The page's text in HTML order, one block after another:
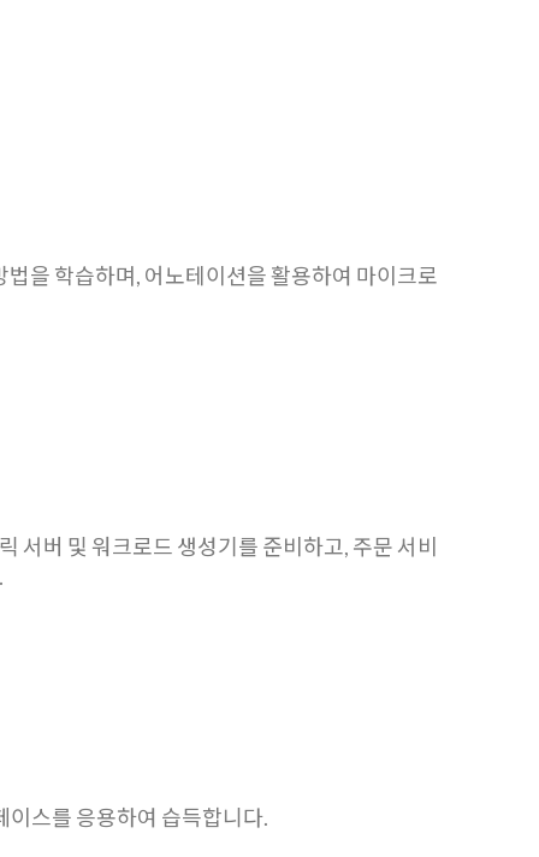
을 학습하며, 어노테이션을 활용하여 마이크로
서버 및 워크로드 생성기를 준비하고, 주문 서비
스를 응용하여 습득합니다.